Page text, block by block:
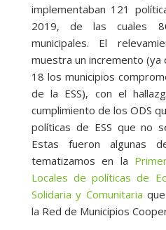
implementaban 121
2019, de las cuales
municipales. El
muestra un incremento
18 los municipios
de la ESS), con el
cumplimiento de los ODS
políticas de ESS que no
Estas fueron algunas
tematizamos en la
Locales de políticas de
Solidaria y Comunitaria
la Red de Municipios